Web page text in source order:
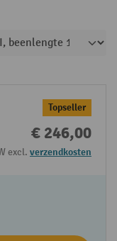
Topseller
€ 246,00
excl. verzendkosten